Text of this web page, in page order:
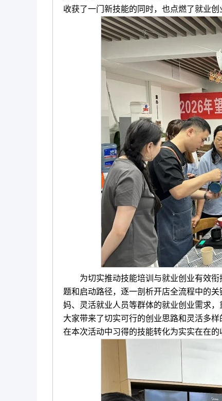
收获了一门新技能的同时，也点燃了就业创
为切实推动技能培训与就业创业有效衔
题和启动路径，逐一剖析开店全流程中的
妈、灵活就业人员等群体的就业创业需求
大家带来了切实可行的创业思路和灵活多
在本次活动中习得的技能转化为实实在在的